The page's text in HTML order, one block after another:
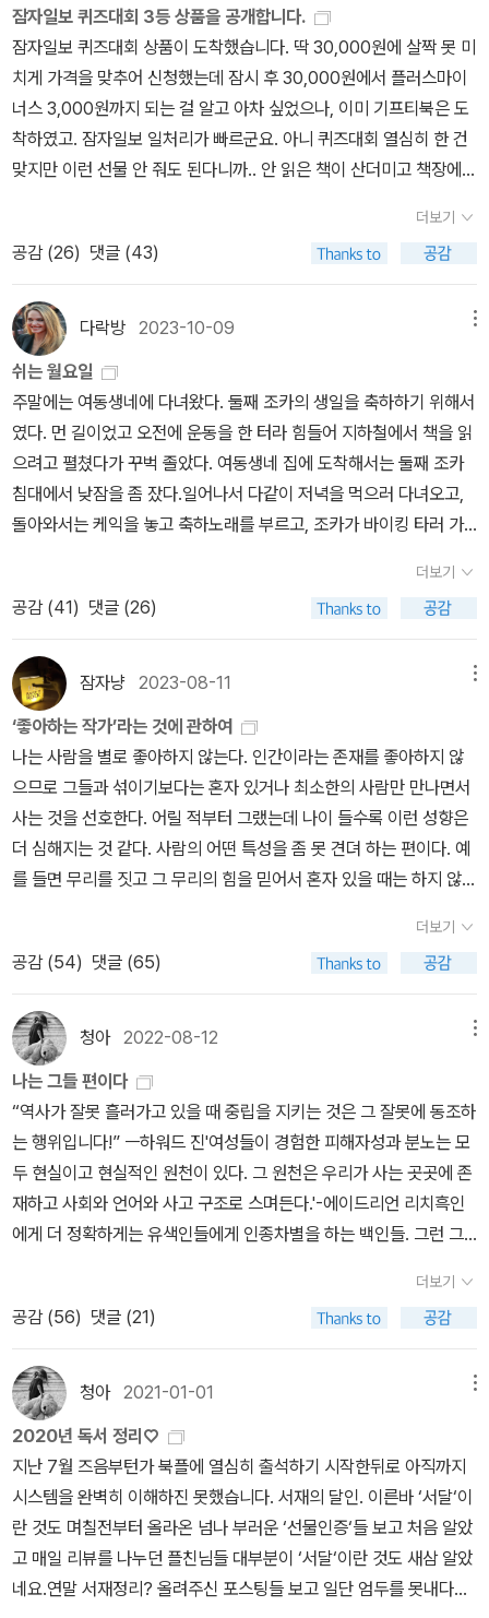
전히 굶주린다면 우리는 자유롭지 못할 것입니다. (…) 노래하는 것만
으로는 충분하지 않습니다. 우리에게는 학교와 배움이 필요합니다.
(…) 기억하십시오. 우리는 흑인들의 자유만이 아니라 모든 인간 정신
의 자유를 위해, 모든 인류를 감싸 안는 더 큰 자유를 위해 싸우고 있
는 것입니다.” “의심의 여지없이, 어떤 나라의 사법 체제든 정치적 반
며, 순응을 강요하는 압력이 아무리 강력하다손 치더라도, 사람들은
불의라고 간주하는 것에 대항하여 감히 자신들의 독립을 선포하게 된
그것에 맞서야 한다는 얘기다. ‘달리는 기차위에 중립은 없다.‘라는 말
에서 하워드 진이 전하고자 하는 의미가 바로 그것이라 생각한다. 이
와 같은 면에 있어서 하워드 진은 우리나라의 민주화 운동가이자 ‘전
환시대의 논리‘ 저자인 리영희 선생과도 많이 비슷한 부분이 있다. 리
영희 선생은 언론인이고, 하워드 진은 역사학자라는 점이 차이기는
하지만 말이다.이번 여행을 하며 정말 의미있는 독서를 했다. 지난 7
흘리지 않으면서, 모두 ‘사람’으로 서자고 하는 길이야. ‘혁명’은 늘 놈
(적)을 세우고 찾아. 놈은 ‘사람’이 아니라고 여기기에, 모든 놈을 미
워(혐오)하면서 고꾸라뜨려서 죽이려는 불싸움이 ‘혁명’이란다. 그러
니 총칼을 쥔 무리조차 그들 스스로 ‘군사혁명’이라 이름을 붙여. 이란
같은 나라에 있는 ‘혁명수비대’는 그곳 우두머리(독재자)를 안 따르면
모두 놈(적)이기에 싸그리 잡아죽이려는 무리란다. 다시금 짚고 살피
렴. 너희가 참으로 ‘민주’를 바라는 터전이라면 어느 누구도 미워(혐
오)하지 않아야 한단다. 놈을 미워하는 무리는 사랑이 없고 사람탈을
‘사랑’도 아니어야 하는데, ‘사람 아닌 놈’을 죽이려는 쪽도 먼저 ‘사람
이 아니’어야 사람을 죽이지. 돌을 들지 않고, 주먹을 휘두르지 않으면
서, 가만히 눈뜨고 깨어난 사람이 일으킨 ‘사람물결·사랑바람’이 바로
‘민주·민주주의·민주화운동’이란다. 2026.5.18.달.ㅍㄹㄴ글 : 숲노래
·파란놀(최종규). 낱말책을 쓴다. 《열두 달 소꿉노래》, 《새로 쓰는 말
밑 꾸러미 사전》, 《미래세대를 위한 우리말과 문해력》, 《들꽃내음 따
라 걷다가 작은책집을 보았습니다》, 《우리말꽃》, 《쉬운 말이 평화》,
《곁말》, 《책숲마실》, 《우리말 수수께끼 동시》, 《시골에서 살림 짓는
잠자일보 퀴즈대회 3등 상품을 공개합니다.
잠자일보 퀴즈대회 상품이 도착했습니다. 딱 30,000원에 살짝 못 미
치게 가격을 맞추어 신청했는데 잠시 후 30,000원에서 플러스마이
너스 3,000원까지 되는 걸 알고 아차 싶었으나, 이미 기프티북은 도
착하였고. 잠자일보 일처리가 빠르군요. 아니 퀴즈대회 열심히 한 건
맞지만 이런 선물 안 줘도 된다니까.. 안 읽은 책이 산더미고 책장에
택은 잠자냥표 럭키박스.. 로 하려고 하였으나 일단 가격이 초과하여
ㅋㅋ 수정을 했습니다.1. <타인의 고통>은 알라딘 직배송 중고 최상
이 있어서 이미 담아놨었기에 이걸로 가격까지 써서 신청했는데, 글
쎄 '선물인데 무슨 중고냐'며 새 책으로 보내셨지 뭡니까? 에이 참, 최
상인데 중고가 뭐 어때서.. 돈 아깝게.. 나 원 참,사랑합니다. 잠자일
보.(하트)2. <달리는 기차 위에 중립은 없다>는 잠자냥표 럭키박스
에 있는 하워드 진의 <역사의 힘>은 품절이고 직배송중고도 없어서
대체함. 기대되네요. 3. <미시시피씨의 결혼>은 가격 맞추려고 보관
함에서 저가순으로 검색해보니 딱 눈에 띈 자냥오별의 뒤렌마트 희
곡. 오래된 책 티가 나는군요 ㅋ 이렇게 잠자일보 퀴즈대회 3등 상품
을 무사히 수령하였음을 알려 드립니다. 잠자일보는 일급지군요(응?
<마틴 에덴> 참조). 떼먹지 않아요. 3등 상품은 3권, 추후 이어질 2
더보기
공감 (26) 댓글 (43)
다락방 2023-10-09
쉬는 월요일
주말에는 여동생네에 다녀왔다. 둘째 조카의 생일을 축하하기 위해서
였다. 먼 길이었고 오전에 운동을 한 터라 힘들어 지하철에서 책을 읽
으려고 펼쳤다가 꾸벅 졸았다. 여동생네 집에 도착해서는 둘째 조카
침대에서 낮잠을 좀 잤다.일어나서 다같이 저녁을 먹으러 다녀오고,
돌아와서는 케익을 놓고 축하노래를 부르고, 조카가 바이킹 타러 가
거기에 바이킹이 있는 거다. 이게.. 믿어지세요? 처음보는 광경이었
는데 많지는 않지만 아이들이 줄을 서서 바이킹을 타고 있었다. 아파
트 한복판에서. 물론 놀이공원의 바아킹처럼 사이즈가 크진 않았는
데, 제법 재미있는지 바이킹 안의 아이들은 꺄악꺄악 소리를 질러대
며 웃었다. 둘째 조카는 엄마가 아니라 이모랑 나가고 싶다고 해서 내
가 아이들을 데리고 나가 바이킹을 태워주고 들어왔다.다같이 축구를
보고 수다를 떨다가 너무 졸려서 이제 자야겠다고 들어갔는데, 타미
가 따라 들어왔다. 그리고는 내 옆에 누워서 그간 자신에게 있었던 일
을 조잘조잘 수다 떨기 시작했다. 옆에 누워 이야기 하는 아이가 너무
사랑스러워서 나는 옆으로 돌아 누워 수다 떠는 아이를 가볍게 안고
있었다. 이 시간이 영원하기를 바랐지만, 아무리 정신 차리고 있으려
고 해도 너무 졸렸다. 자정이 지나 있었다. 나는 이 시간이 너무 행복
하고 좋아서 잠이 오는 걸 참고 참고 참았다가, 결국 말할 수밖에 없었
러고 방을 나섰다. 잠이 드는 내 마음은 사랑과 행복으로 폭발할 것 같
았다. 타인이 내 옆에 누워서 잠들기 전에 이야기를 들려준단은 것에
서 궁극의 행복이 찾아온 것 같았다. 나 아닌 다른 사람과 함께 잠드는
것에서 이 정도의 행복이 찾아오기도 하는 것인가, 그 마음이 게속 내
게 남아 있다.책을 샀다.[코스모스]는 회사 동료1 와 함께 읽으려고
샀다. 아니, 이 동료가 [세계 끝의 버섯]을 다 읽어낸 거다. 그리고는
이제 자신이 고른 책을 읽자는 게 아닌가. 그게 코스모스 였다! 마침
여동생 집에 가니 깨끗한-사놓고 안읽은- 보급판 코스모스가 있어서
되는데 하드커버 코스모스는 무거워도 너무 무거웠다. 사이즈도 어마
어마하게 크고. 그래서 내심 보급판으로 사야지, 했는데 여동생 집에
있는게 보급판이었을 줄이야!! 그러니까 이건 산 건 아니고 가져온 거.
ㅎㅎ[걸리 드링크]는 회사 동료2의 선물이다. 일전에 이 동료에게 김
혜리 기자의 팟빵을 선물한 적이 있는데 이 친구가 그걸 열심히 들으
면서 세상에, 거기에서 듣고 알게된 책을 사서 읽기도 하는 거다. 내가
선물한 것보다 팟빵을 더 잘 활용하고 있는 것 같아서 뿌듯했는데, 내
가 선물한 구독권 3개월이 지나자 자신이 스스로 정기구독을 신청했
다고 한다. 너무 좋은 걸 소개해줘서 고맙다고 하며 이 책을 선물해주
었다. 이것도 김혜리 기자의 팟빵에서 알게된 건데 들으면서 계속 내
생각이 났다고. 이 동료와 나는 퇴근 후 술한잔도 자주 하는데, 자기가
더보기
공감 (41) 댓글 (26)
잠자냥 2023-08-11
‘좋아하는 작가’라는 것에 관하여
나는 사람을 별로 좋아하지 않는다. 인간이라는 존재를 좋아하지 않
으므로 그들과 섞이기보다는 혼자 있거나 최소한의 사람만 만나면서
사는 것을 선호한다. 어릴 적부터 그랬는데 나이 들수록 이런 성향은
더 심해지는 것 같다. 사람의 어떤 특성을 좀 못 견뎌 하는 편이다. 예
를 들면 무리를 짓고 그 무리의 힘을 믿어서 혼자 있을 때는 하지 않을
아부하고 굴종하는 태도 등등.... 인간의 이런 단점들을 일일이 나열하
다가는 이 글을 다 쓰지도 못하고 지칠 것 같으니 그만 두자. 물론 드
물게 아름다운 인간들도 있다. 그러나 백 명의 사람이 있다면 그중 9
0명은 추하기 짝이 없고, 처음엔 가면을 쓰고 아름다운 척 잘 포장했
던 사람도 결국에는 결정적일 때 추한 면모를 드러내고 말기 때문에
나는 인간과 섞이지 않는 편을 택하고 만다.어릴 때도 또래 아이들이
노는 모습을 지켜보면 유독 그런 추한 꼴이 눈에 잘 들어오곤 했다. 그
래서 그런지 나는 친구가 거의 없는 편이었다. 조용히 구석에서 늘 책
만 읽고 있으니 어른들은 애가 너무 내성적이라 큰일이라고, 몹시 걱
정하기도 했다. 그러나 이런 나도 먹고살아야 하므로 가면을 쓰는 법
을 찾았고, 사회적 가면을 쓰고는 지금까지 잘도 버티면서 이 한국이
라는(이기심과 탐욕이 넘쳐나는 인간이 유독 많은) 땅에서 살아가고
있다. 그래서 넌 고매하느냐? 누군가 묻는다면 나 또한 이기적이고
비루한 인간일 뿐이다. 특히 대개의 인간이 그렇듯이 연애할 때 나는
세상 찌질한 모습을 드러내기도 한다(지금은 덜 하다고 생각). 그러므
로 모든 인간은 그 비루한 면모를 서로에게 들키지 않을 정도로, 아니
굳이 드러내지 않을 정도의 거리를 두고 살아가는 게 가장 좋다고 생
각한다.그런고로 나는 그 어린 시절 자아가 조금씩 갖춰지기 시작하
던 10대 때부터 주변의 아이들이 어떤 사람에게 꽂혀서 열광하는 것
을 잘 이해하지 못했다. 또래의 친구를 좋아한다거나, 이성을 좋아하
고 사랑하는 것은 그럴 수 있다고 생각했는데, 그러니까 저 멀리 있는
더보기
공감 (54) 댓글 (65)
청아2022-08-12
나는 그들 편이다
“역사가 잘못 흘러가고 있을 때 중립을 지키는 것은 그 잘못에 동조하
는 행위입니다!” ㅡ하워드 진'여성들이 경험한 피해자성과 분노는 모
두 현실이고 현실적인 원천이 있다. 그 원천은 우리가 사는 곳곳에 존
재하고 사회와 언어와 사고 구조로 스며든다.'-에이드리언 리치흑인
에게 더 정확하게는 유색인들에게 인종차별을 하는 백인들. 그런 그
나치들을 찾아내어 응징한 모사드장애인 이동권에 손놓고 있는 정치
인들, 그것에 무관심하고 침묵하는 비장애인들. 이런 이들의 이동을
훼방놓는 장애인들근로자를 좀더 착취해 이익을 늘리려 갖가지 불리
한 (노동자에게) 시스템을 만들어 놓은 고용자들.(하청에 하청 또는
하청에 하청에 하청까지)그런구조, 임금과 불합리한 근로조건을 개선
하기위해 투쟁하는 노동자들 그 과정에서의 업무방해와 각종 불법꾸
준한 학대와 괴롭힘을 못견뎌 가해자를 살해한 아내, 자신을 괴롭히
고 모욕한 가해학생을 때린 피해학생(이런일은 아직까지 들어본적도
없지만)이들중 이성적이지 않은 쪽은 누구인가?이들중 자연스럽지
않은 쪽은 어느쪽인가 이들중 그만 멈춰야하는 쪽은 어느쪽인가 폭력
에 폭력으로 대응하는것도 폭력이다? 폭력에 대응한 폭력은 해결책
더보기
공감 (56) 댓글 (21)
청아2021-01-01
2020년 독서 정리♡
지난 7월 즈음부턴가 북플에 열심히 출석하기 시작한뒤로 아직까지
시스템을 완벽히 이해하진 못했습니다. 서재의 달인. 이른바 ‘서달‘이
란 것도 며칠전부터 올라온 넘나 부러운 ‘선물인증‘들 보고 처음 알았
고 매일 리뷰를 나누던 플친님들 대부분이 ‘서달‘이란 것도 새삼 알았
네요.연말 서재정리? 올려주신 포스팅들 보고 일단 엄두를 못내다가